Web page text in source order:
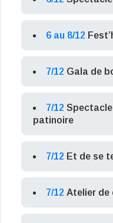
6 au 8/12
7/12 Gala de
7/12
patinoire
7/12 Et de se
7/12 Atelier de